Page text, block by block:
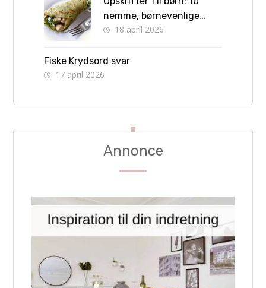
nemme, børnevenlige
retter børn kan lave selv
18 april 2026
Fiske Krydsord svar
17 april 2026
Annonce